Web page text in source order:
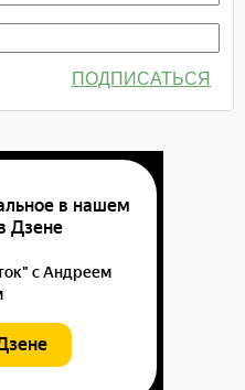
ПОДПИСАТЬСЯ